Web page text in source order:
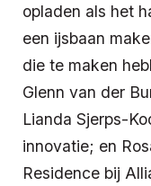
opladen als het
een ijsbaan
die te maken
Glenn van der
Lianda Sjerps-
innovatie; en
Residence bij